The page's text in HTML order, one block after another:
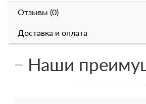
Отзывы (0)
Доставка и оплата
Наши